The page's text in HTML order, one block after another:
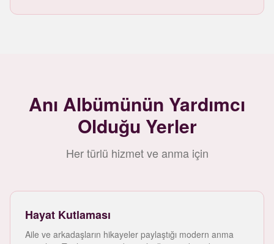
Anı Albümünün Yardımcı
Olduğu Yerler
Her türlü hizmet ve anma için
Hayat Kutlaması
Aile ve arkadaşların hikayeler paylaştığı modern anma